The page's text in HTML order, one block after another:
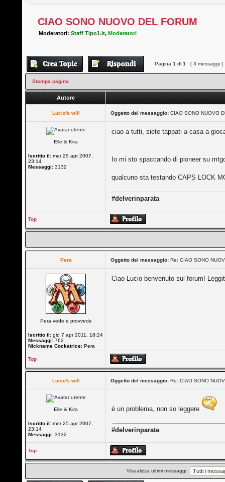
CIAO SONO NUOVO DEL FORUM
Moderatori:Staff Tipo1.it,Moderatori
Pagina1 di1 [ 3 messaggi ]
Stampa pagina
Autore
Lucio's will Oggetto del messaggio: CIAO SONO NUOVO
Elle & Kira
Iscritto il: mer 25 apr 2007,
23:14
Messaggi: 3132
ciao a tutti, siete tappati a casa a
Io mi sto spaccando di pioneer su
qualcuno sta testando CAPS LOCK
#delverinparata
Top
Pera Oggetto del messaggio: Re: CIAO SONO
Pera vede e provvede
Iscritto il: gio 7 apr 2011, 18:24
Messaggi: 762
Nickname Cockatrice: Pera
Ciao Lucio benvenuto sul forum!
Top
Lucio's will Oggetto del messaggio: Re: CIAO SONO
Elle & Kira
Iscritto il: mer 25 apr 2007,
23:14
Messaggi: 3132
è un problema, non so leggere
#delverinparata
Top
Visualizza ultimi messaggi: